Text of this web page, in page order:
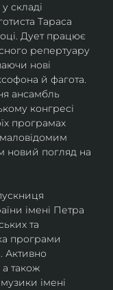
складі
Тараса
Дует працює
репертуару
нові
й фагота.
ансамбль
конгресі
програмах
новий погляд на
імені Петра
та
програми
Активно
а також
імені